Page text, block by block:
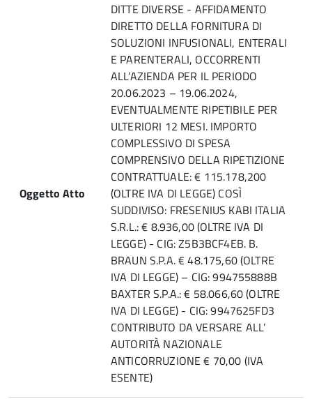
Oggetto Atto
DITTE DIVERSE - AFFIDAMENTO
DIRETTO DELLA FORNITURA DI
SOLUZIONI INFUSIONALI, ENTERALI
E PARENTERALI, OCCORRENTI
ALL’AZIENDA PER IL PERIODO
20.06.2023 – 19.06.2024,
EVENTUALMENTE RIPETIBILE PER
ULTERIORI 12 MESI. IMPORTO
COMPLESSIVO DI SPESA
COMPRENSIVO DELLA RIPETIZIONE
CONTRATTUALE: € 115.178,200
(OLTRE IVA DI LEGGE) COSÌ
SUDDIVISO: FRESENIUS KABI ITALIA
S.R.L.: € 8.936,00 (OLTRE IVA DI
LEGGE) - CIG: Z5B3BCF4EB. B.
BRAUN S.P.A. € 48.175,60 (OLTRE
IVA DI LEGGE) – CIG: 994755888B
BAXTER S.P.A.: € 58.066,60 (OLTRE
IVA DI LEGGE) - CIG: 9947625FD3
CONTRIBUTO DA VERSARE ALL’
AUTORITÀ NAZIONALE
ANTICORRUZIONE € 70,00 (IVA
ESENTE)